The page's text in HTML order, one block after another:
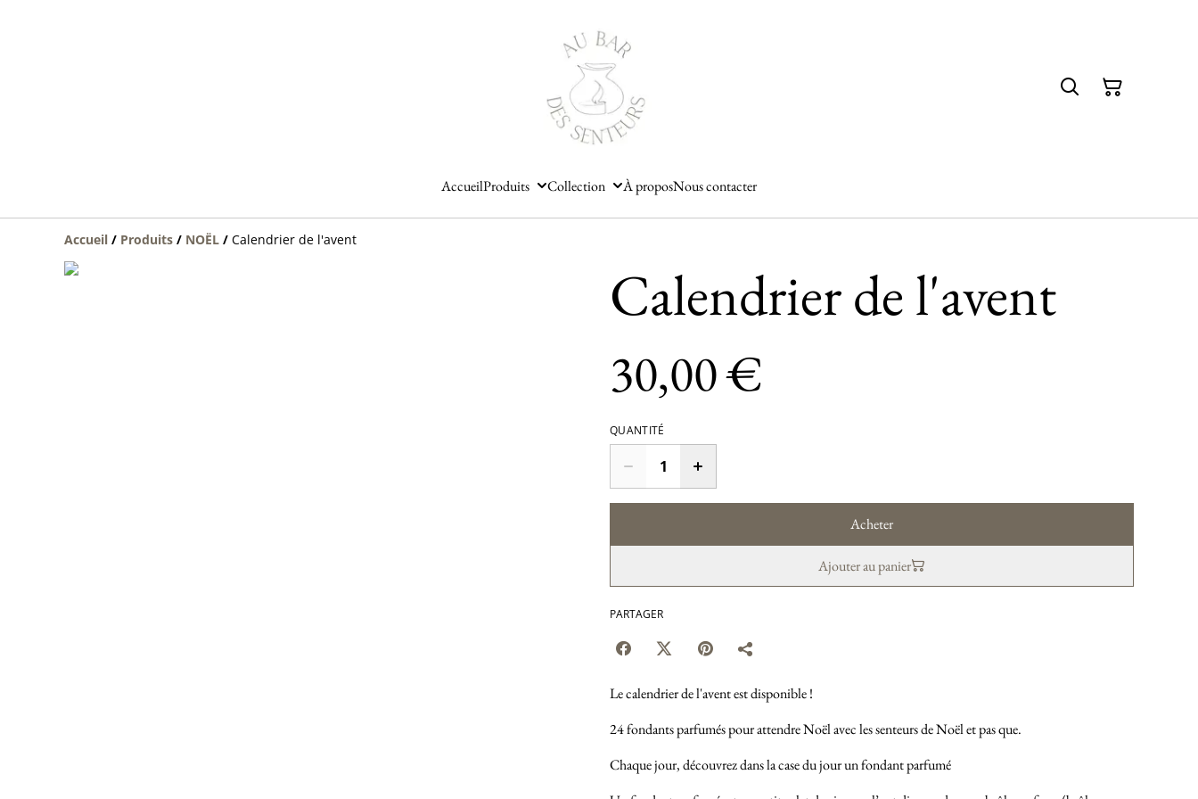
AccueilProduits Collection À proposNous contacter
Accueil / Produits / NOËL / Calendrier de l'avent
Calendrier de l'avent
30,00 €
QUANTITÉ
Acheter
Ajouter au panier
PARTAGER
Le calendrier de l'avent est disponible !
24 fondants parfumés pour attendre Noël avec les senteurs de Noël et pas que.
Chaque jour, découvrez dans la case du jour un fondant parfumé